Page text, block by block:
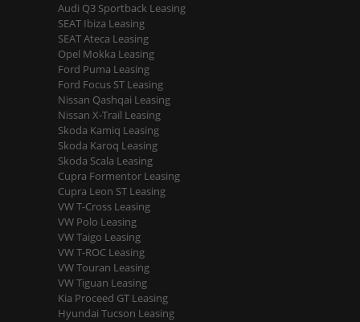
Audi Q3 Sportback Leasing
SEAT Ibiza Leasing
SEAT Ateca Leasing
Opel Mokka Leasing
Ford Puma Leasing
Ford Focus ST Leasing
Nissan Qashqai Leasing
Nissan X-Trail Leasing
Skoda Kamiq Leasing
Skoda Karoq Leasing
Skoda Scala Leasing
Cupra Formentor Leasing
Cupra Leon ST Leasing
VW T-Cross Leasing
VW Polo Leasing
VW Taigo Leasing
VW T-ROC Leasing
VW Touran Leasing
VW Tiguan Leasing
Kia Proceed GT Leasing
Hyundai Tucson Leasing